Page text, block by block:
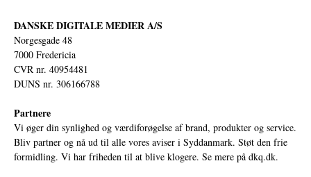
DANSKE DIGITALE MEDIER A/S
Norgesgade 48
7000 Fredericia
CVR nr. 40954481
DUNS nr. 306166788
Partnere
Vi øger din synlighed og værdiforøgelse af brand, produkter og service.
Bliv partner og nå ud til alle vores aviser i Syddanmark. Støt den frie
formidling. Vi har friheden til at blive klogere. Se mere på dkq.dk.